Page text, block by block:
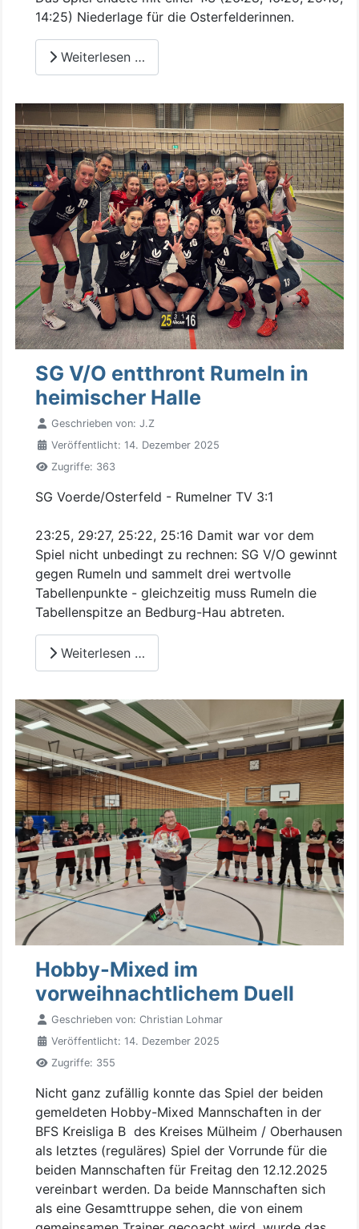
14:25) Niederlage für die Osterfelderinnen.
Weiterlesen …
SG V/O entthront Rumeln in
heimischer Halle
Geschrieben von: J.Z
Veröffentlicht: 14. Dezember 2025
Zugriffe: 363
SG Voerde/Osterfeld - Rumelner TV 3:1
23:25, 29:27, 25:22, 25:16 Damit war vor dem
Spiel nicht unbedingt zu rechnen: SG V/O gewinnt
gegen Rumeln und sammelt drei wertvolle
Tabellenpunkte - gleichzeitig muss Rumeln die
Tabellenspitze an Bedburg-Hau abtreten.
Weiterlesen …
Hobby-Mixed im
vorweihnachtlichem Duell
Geschrieben von: Christian Lohmar
Veröffentlicht: 14. Dezember 2025
Zugriffe: 355
Nicht ganz zufällig konnte das Spiel der beiden
gemeldeten Hobby-Mixed Mannschaften in der
BFS Kreisliga B des Kreises Mülheim / Oberhausen
als letztes (reguläres) Spiel der Vorrunde für die
beiden Mannschaften für Freitag den 12.12.2025
vereinbart werden. Da beide Mannschaften sich
als eine Gesamttruppe sehen, die von einem